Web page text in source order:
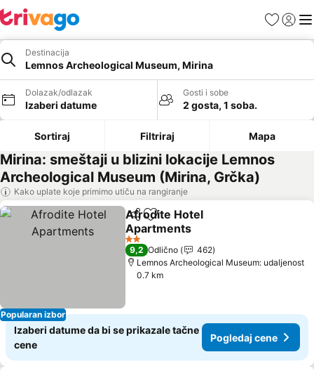
FavoritiPrijavi
Destinacija
Lemnos Archeological Museum, Mirina
Dolazak/odlazak
Izaberi datume
Gosti i sobe
2 gosta, 1 soba.
Sortiraj Filtriraj Mapa
Mirina: smeštaji u blizini lokacije Lemnos
Archeological Museum (Mirina, Grčka)
Kako uplate koje primimo utiču na rangiranje
Popularan izbor
Deli Dodati u favorite
Afrodite Hotel
Apartments
2 Zvezdice
9,2 Odlično
462
Lemnos Archeological Museum: udaljenost
0.7 km
Izaberi datume da bi se prikazale tačne
cene
Pogledaj cene